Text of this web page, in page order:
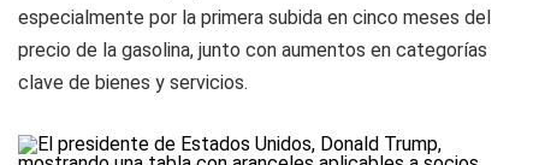
especialmente por la primera subida en cinco meses del
precio de la gasolina, junto con aumentos en categorías
clave de bienes y servicios.